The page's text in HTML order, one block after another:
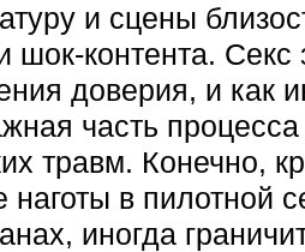
и сцены
шок-контента. Секс
доверия, и как
часть
травм. Конечно,
наготы в пилотной
иногда